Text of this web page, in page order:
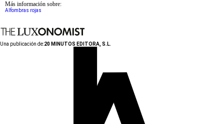
Más información sobre:
Alfombras rojas
Una publicación de:20 MINUTOS EDITORA, S.L.